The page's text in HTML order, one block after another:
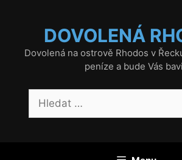
DOVOLENÁ
Dovolená na ostrově Rhodos v
peníze a bude Vás